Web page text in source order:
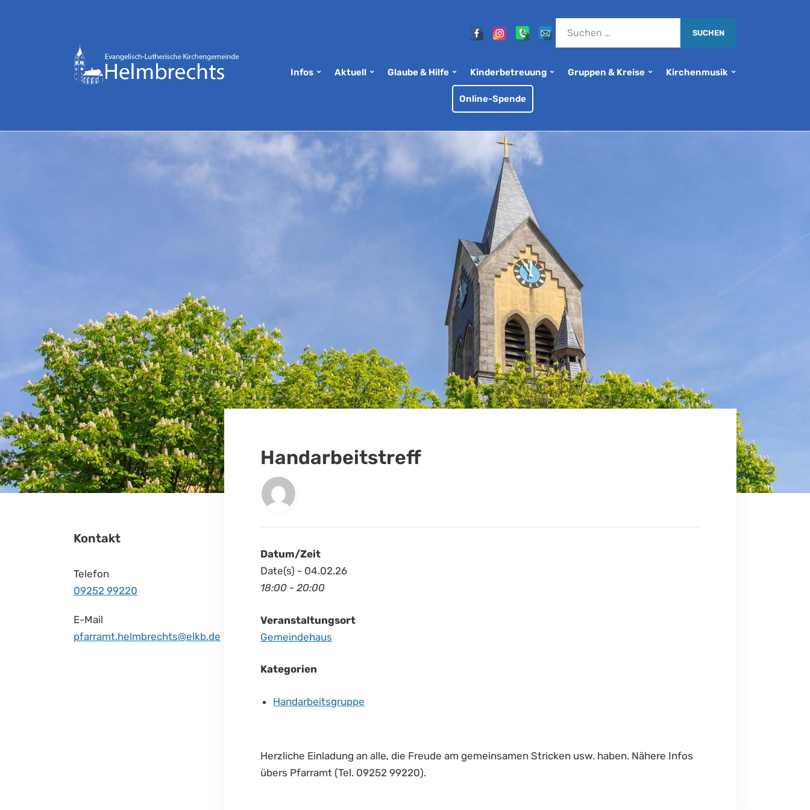
Infos Aktuell Glaube & Hilfe Kinderbetreuung Gruppen & Kreise Kirchenmusik
Online-Spende
Handarbeitstreff
Datum/Zeit
Date(s) - 04.02.26
18:00 - 20:00
Veranstaltungsort
Gemeindehaus
Kategorien
Handarbeitsgruppe
Herzliche Einladung an alle, die Freude am gemeinsamen Stricken usw. haben. Nähere Infos
übers Pfarramt (Tel. 09252 99220).
Kontakt
Telefon
09252 99220
E-Mail
pfarramt.helmbrechts@elkb.de